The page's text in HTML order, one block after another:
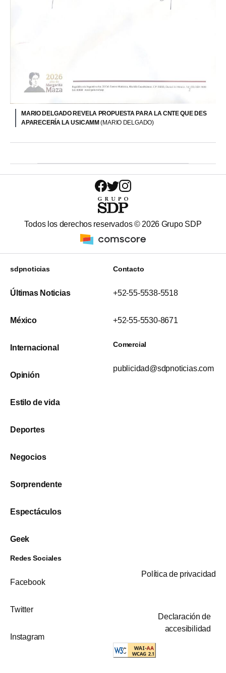
MARIO DELGADO REVELA PROPUESTA PARA LA CNTE QUE DES
APARECERÍA LA USICAMM(MARIO DELGADO)
Todos los derechos reservados ©2026 Grupo SDP
sdpnoticias
Últimas Noticias
México
Internacional
Opinión
Estilo de vida
Deportes
Negocios
Sorprendente
Espectáculos
Geek
Contacto
+52-55-5538-5518
+52-55-5530-8671
Comercial
publicidad@sdpnoticias.com
Redes Sociales
Facebook
Twitter
Instagram
Política de privacidad
Declaración de
accesibilidad